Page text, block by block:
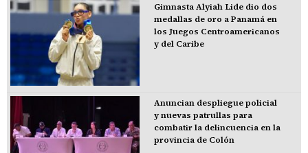
Gimnasta Alyiah Lide dio dos
medallas de oro a Panamá en
los Juegos Centroamericanos
y del Caribe
Anuncian despliegue policial
y nuevas patrullas para
combatir la delincuencia en la
provincia de Colón